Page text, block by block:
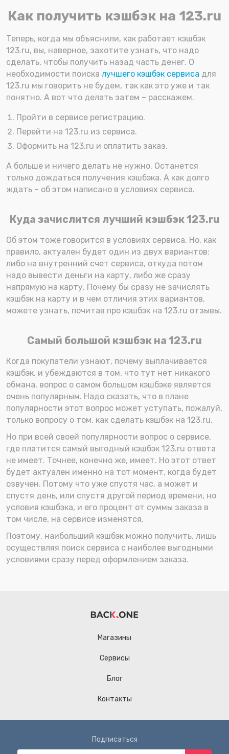
Как получить кэшбэк на 123.ru
Теперь, когда мы объяснили, как работает кэшбэк
123.ru, вы, наверное, захотите узнать, что надо
сделать, чтобы получить назад часть денег. О
необходимости поиска лучшего кэшбэк сервиса для
123.ru мы говорить не будем, так как это уже и так
понятно. А вот что делать затем – расскажем.
Пройти в сервисе регистрацию.
Перейти на 123.ru из сервиса.
Оформить на 123.ru и оплатить заказ.
А больше и ничего делать не нужно. Останется
только дождаться получения кэшбэка. А как долго
ждать – об этом написано в условиях сервиса.
Куда зачислится лучший кэшбэк 123.ru
Об этом тоже говорится в условиях сервиса. Но, как
правило, актуален будет один из двух вариантов:
либо на внутренний счет сервиса, откуда потом
надо вывести деньги на карту, либо же сразу
напрямую на карту. Почему бы сразу не зачислять
кэшбэк на карту и в чем отличия этих вариантов,
можете узнать, почитав про кэшбэк на 123.ru отзывы.
Самый большой кэшбэк на 123.ru
Когда покупатели узнают, почему выплачивается
кэшбэк, и убеждаются в том, что тут нет никакого
обмана, вопрос о самом большом кэшбэке является
очень популярным. Надо сказать, что в плане
популярности этот вопрос может уступать, пожалуй,
только вопросу о том, как сделать кэшбэк на 123.ru.
Но при всей своей популярности вопрос о сервисе,
где платится самый выгодный кэшбэк 123.ru ответа
не имеет. Точнее, конечно же, имеет. Но этот ответ
будет актуален именно на тот момент, когда будет
озвучен. Потому что уже спустя час, а может и
спустя день, или спустя другой период времени, но
условия кэшбэка, и его процент от суммы заказа в
том числе, на сервисе изменятся.
Поэтому, наибольший кэшбэк можно получить, лишь
осуществляя поиск сервиса с наиболее выгодными
условиями сразу перед оформлением заказа.
Магазины
Сервисы
Блог
Контакты
Подписаться